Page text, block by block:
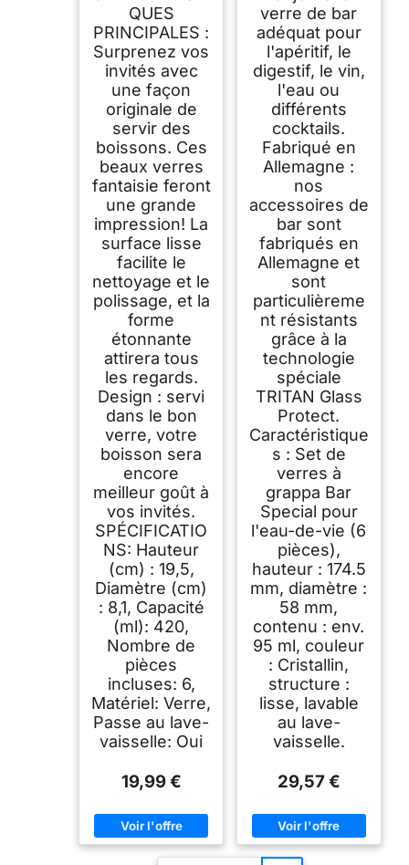
QUES
PRINCIPALES :
Surprenez vos
invités avec
une façon
originale de
servir des
boissons. Ces
beaux verres
fantaisie feront
une grande
impression! La
surface lisse
facilite le
nettoyage et le
polissage, et la
forme
étonnante
attirera tous
les regards.
Design : servi
dans le bon
verre, votre
boisson sera
encore
meilleur goût à
vos invités.
SPÉCIFICATIO
NS: Hauteur
(cm) : 19,5,
Diamètre (cm)
: 8,1, Capacité
(ml): 420,
Nombre de
pièces
incluses: 6,
Matériel: Verre,
Passe au lave-
vaisselle: Oui
19,99 €
verre de bar
adéquat pour
l'apéritif, le
digestif, le vin,
l'eau ou
différents
cocktails.
Fabriqué en
Allemagne :
nos
accessoires de
bar sont
fabriqués en
Allemagne et
sont
particulièreme
nt résistants
grâce à la
technologie
spéciale
TRITAN Glass
Protect.
Caractéristique
s : Set de
verres à
grappa Bar
Special pour
l'eau-de-vie (6
pièces),
hauteur : 174.5
mm, diamètre :
58 mm,
contenu : env.
95 ml, couleur
: Cristallin,
structure :
lisse, lavable
au lave-
vaisselle.
29,57 €